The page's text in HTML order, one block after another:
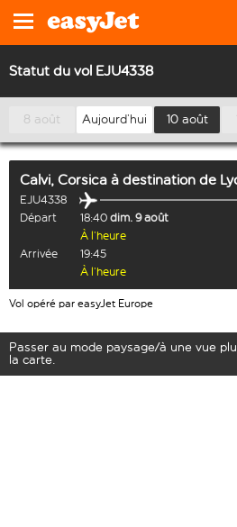
Statut du vol EJU4338
8 août Aujourd’hui 10 août
Calvi, Corsica à destination de
EJU4338
Départ
18:40 dim. 9 août
À l’heure
Arrivée
19:45
À l’heure
Vol opéré par easyJet Europe
Passer au mode paysage/à une vue
la carte.